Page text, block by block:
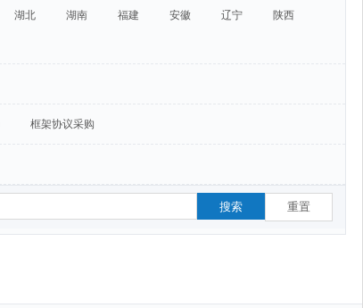
湖北 湖南 福建 安徽 辽宁 陕西
框架协议采购
搜索 重置